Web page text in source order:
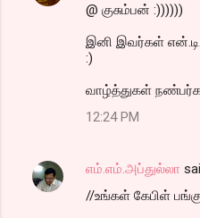
@ குசும்பன் :))))))
இனி இவர்கள்
:)
வாழ்த்துகள்
12:24 PM
எம்.எம்.அப்துல்லா
//உங்கள் கேபிள்